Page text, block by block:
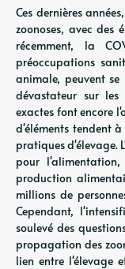
Ces dernières
zoonoses, avec des
récemment, la
préoccupations
animale, peuvent
dévastateur sur
exactes font encore
d'éléments tendent
pratiques d'élevage.
pour
production
millions de
Cependant,
soulevé des
propagation des
lien entre l'élevage